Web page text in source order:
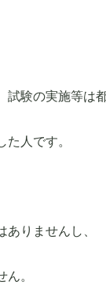
験の実施等は
人です。
りませんし、
。